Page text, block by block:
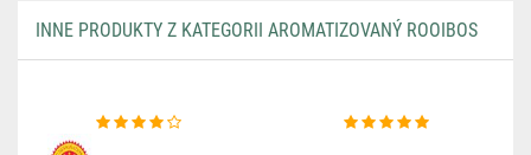
INNE PRODUKTY Z KATEGORII AROMATIZOVANÝ ROOIBOS